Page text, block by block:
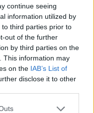
continue seeing
information utilized by
third parties prior to
out of the further
by third parties on the
This information may
on the IAB’s List of
disclose it to other
Mobility
και Novibet
μαζί: Ανανέωση της
τους μέχρι το